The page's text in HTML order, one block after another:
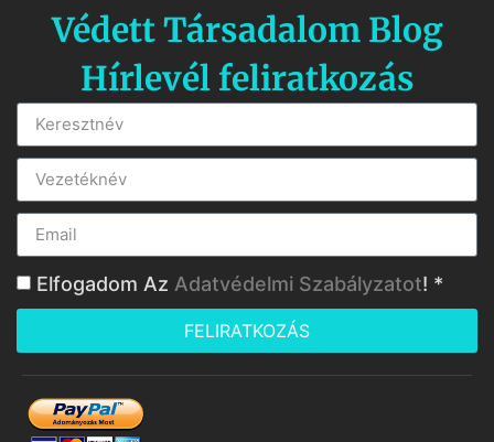
Védett Társadalom Blog
Hírlevél feliratkozás
Elfogadom Az Adatvédelmi Szabályzatot! *
FELIRATKOZÁS